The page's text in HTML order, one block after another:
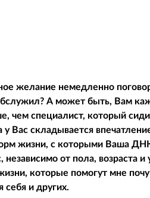
желание немедленно
А может быть, Вам
чем специалист, который
у Вас складывается
жизни, с которыми Ваша
от пола, возраста и
которые помогут мне
и других.